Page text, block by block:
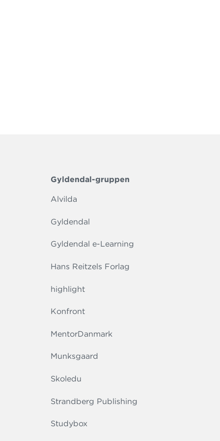
Gyldendal-gruppen
Alvilda
Gyldendal
Gyldendal e-Learning
Hans Reitzels Forlag
highlight
Konfront
MentorDanmark
Munksgaard
Skoledu
Strandberg Publishing
Studybox